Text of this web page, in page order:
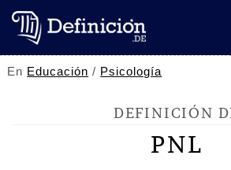
En Educación / Psicología
DEFINICIÓN
PNL